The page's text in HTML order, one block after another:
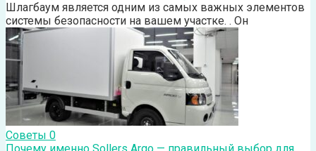
Шлагбаум является одним из самых важных элементов
системы безопасности на вашем участке. . Он
Советы 0